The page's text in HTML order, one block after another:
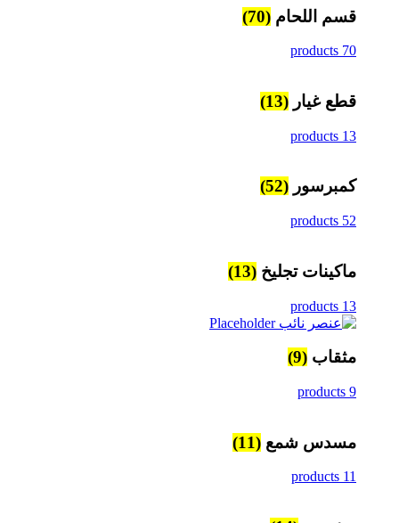
قسم اللحام (70)
70 products
قطع غيار (13)
13 products
كمبرسور (52)
52 products
ماكينات تجليخ (13)
13 products
مثقاب (9)
9 products
مسدس شمع (11)
11 products